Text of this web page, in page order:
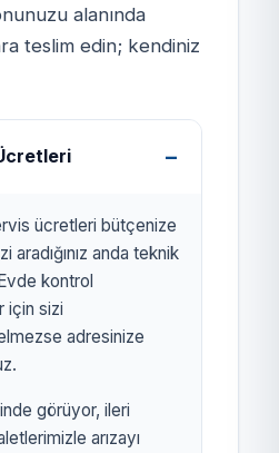
alanında
teslim edin; kendiniz
ücretleri bütçenize
anda teknik
kontrol
için sizi
adresinize
görüyor, ileri
arızayı